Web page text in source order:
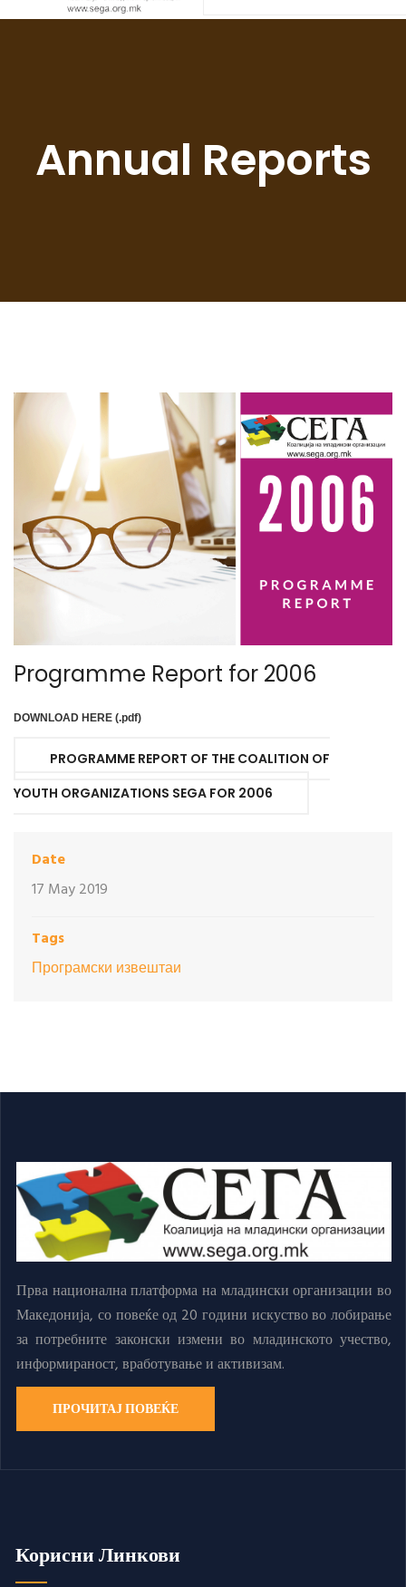
Annual Reports
Programme Report for 2006
DOWNLOAD HERE (.pdf)
PROGRAMME REPORT OF THE COALITION OF
YOUTH ORGANIZATIONS SEGA FOR 2006
Date
17 May 2019
Tags
Програмски извештаи
Прва национална платформа на младински организации во
Македонија, со повеќе од 20 години искуство во лобирање
за потребните законски измени во младинското учество,
информираност, вработување и активизам.
ПРОЧИТАЈ ПОВЕЌЕ
Корисни Линкови